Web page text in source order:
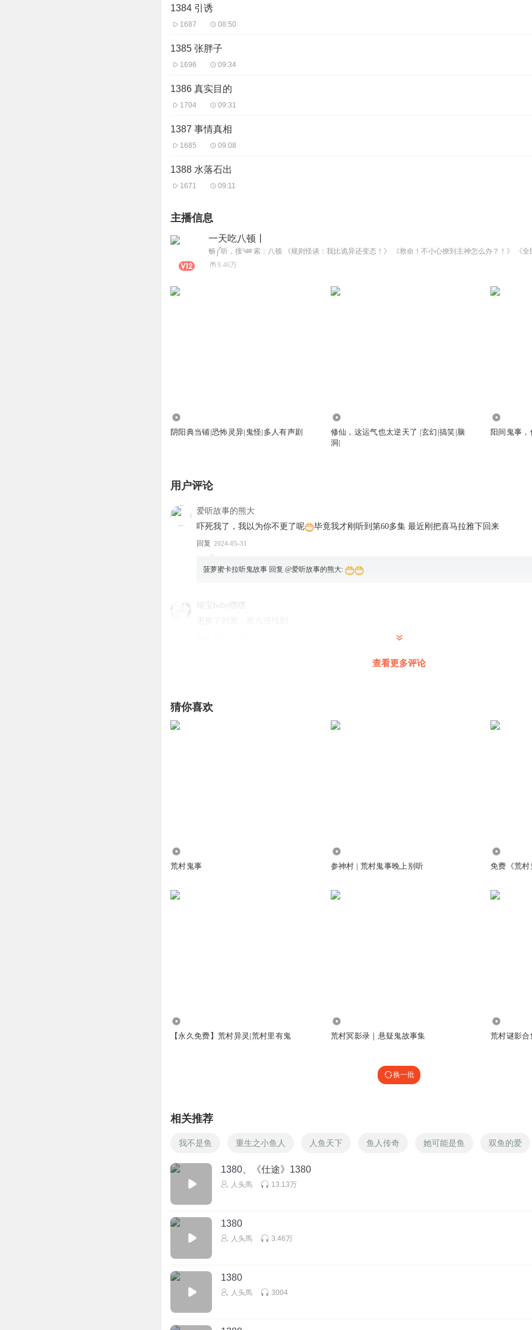
1384 引诱
1687 08:50
1385 张胖子
1696 09:34
1386 真实目的
1704 09:31
1387 事情真相
1685 09:08
1388 水落石出
1671 09:11
主播信息
一天吃八顿丨
9.46万
阴阳典当铺|恐怖灵异|鬼怪|多人有声剧
修仙，这运气也太逆天了 |玄幻|搞笑|脑
洞|
阳间鬼事
用户评论
爱听故事的熊大
吓死我了，我以为你不更了呢
毕竟我才刚听到第60多集 最近刚把喜马拉雅下回来
回复 2024-05-31
菠萝蜜卡拉听鬼故事 回复 @爱听故事的熊大:
瑞宝baby嘿嘿
查看更多评论
猜你喜欢
荒村鬼事 参神村 | 荒村鬼事晚上别听 免费《荒村
【永久免费】荒村异灵|荒村里有鬼 荒村冥影录｜悬疑鬼故事集 荒村谜影
换一批
相关推荐
我不是鱼 重生之小鱼人 人鱼天下 鱼人传奇 她可能是鱼 双鱼的爱
1380、《仕途》1380
人头馬 13.13万
1380
人头馬 3.46万
1380
人头馬 3004